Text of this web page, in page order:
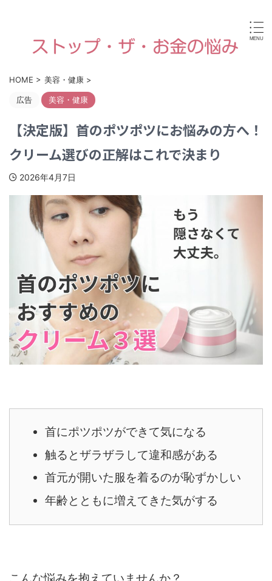
HOME > 美容・健康 >
広告 美容・健康
【決定版】首のポツポツにお悩みの方へ！
クリーム選びの正解はこれで決まり
2026年4月7日
首にポツポツができて気になる
触るとザラザラして違和感がある
首元が開いた服を着るのが恥ずかしい
年齢とともに増えてきた気がする
こんな悩みを抱えていませんか？